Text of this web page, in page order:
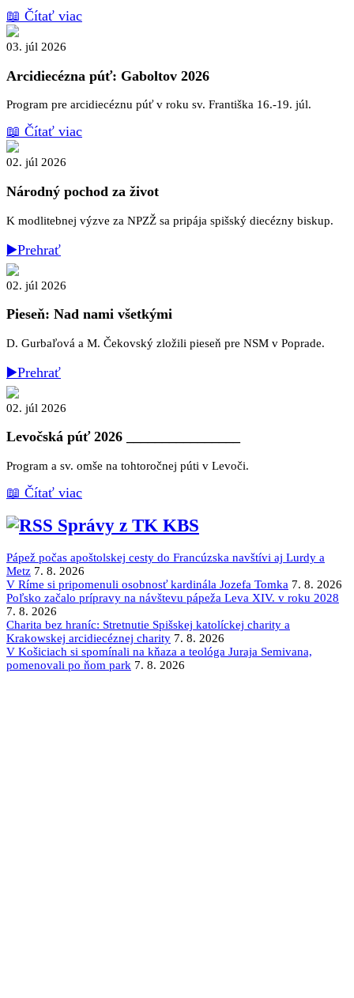
📖 Čítať viac
03. júl 2026
Arcidiecézna púť: Gaboltov 2026
Program pre arcidiecéznu púť v roku sv. Františka 16.-19. júl.
📖 Čítať viac
02. júl 2026
Národný pochod za život
K modlitebnej výzve za NPZŽ sa pripája spišský diecézny biskup.
▶️Prehrať
02. júl 2026
Pieseň: Nad nami všetkými
D. Gurbaľová a M. Čekovský zložili pieseň pre NSM v Poprade.
▶️Prehrať
02. júl 2026
Levočská púť 2026
Program a sv. omše na tohtoročnej púti v Levoči.
📖 Čítať viac
Správy z TK KBS
Pápež počas apoštolskej cesty do Francúzska navštívi aj Lurdy a
Metz 7. 8. 2026
V Ríme si pripomenuli osobnosť kardinála Jozefa Tomka 7. 8. 2026
Poľsko začalo prípravy na návštevu pápeža Leva XIV. v roku 2028
7. 8. 2026
Charita bez hraníc: Stretnutie Spišskej katolíckej charity a
Krakowskej arcidiecéznej charity 7. 8. 2026
V Košiciach si spomínali na kňaza a teológa Juraja Semivana,
pomenovali po ňom park 7. 8. 2026